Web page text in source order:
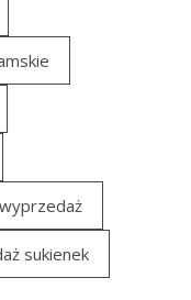
sukienek